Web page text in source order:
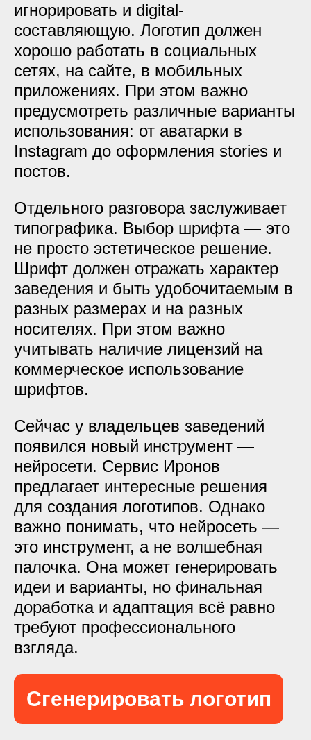
игнорировать и digital-
составляющую. Логотип должен
хорошо работать в социальных
сетях, на сайте, в мобильных
приложениях. При этом важно
предусмотреть различные варианты
использования: от аватарки в
Instagram до оформления stories и
постов.
Отдельного разговора заслуживает
типографика. Выбор шрифта — это
не просто эстетическое решение.
Шрифт должен отражать характер
заведения и быть удобочитаемым в
разных размерах и на разных
носителях. При этом важно
учитывать наличие лицензий на
коммерческое использование
шрифтов.
Сейчас у владельцев заведений
появился новый инструмент —
нейросети. Сервис Иронов
предлагает интересные решения
для создания логотипов. Однако
важно понимать, что нейросеть —
это инструмент, а не волшебная
палочка. Она может генерировать
идеи и варианты, но финальная
доработка и адаптация всё равно
требуют профессионального
взгляда.
Сгенерировать логотип